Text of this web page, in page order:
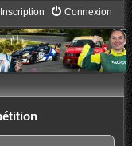
Connexion
Inscription